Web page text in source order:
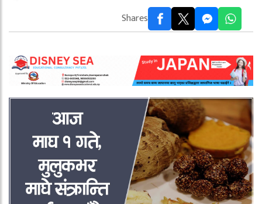
Shares